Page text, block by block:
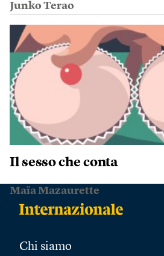
Junko Terao
Il sesso che conta
Maïa Mazaurette
Chi siamo